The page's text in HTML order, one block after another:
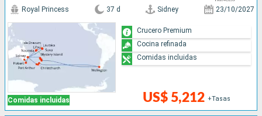
Comidas incluidas
Royal Princess 37 d Sidney 23/10/2027
US$ 5,212 +Tasas
Crucero Premium
Cocina refinada
Comidas incluidas